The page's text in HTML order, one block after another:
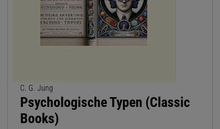
C. G. Jung
Psychologische Typen (Classic
Books)